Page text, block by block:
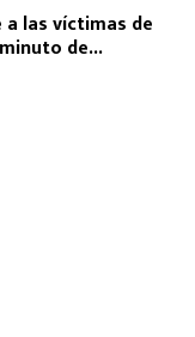
las víctimas de
de...